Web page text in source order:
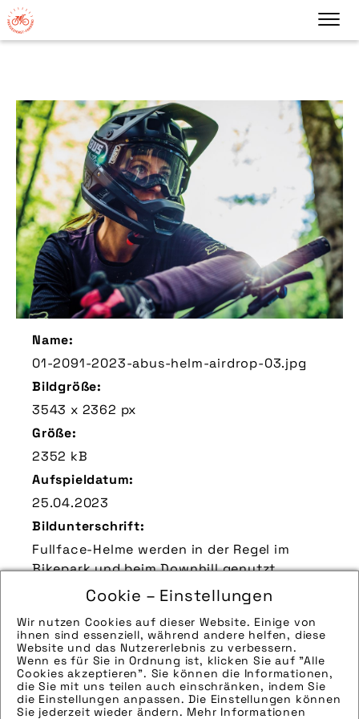
Cookie – Einstellungen
Wir nutzen Cookies auf dieser Website. Einige von
ihnen sind essenziell, während andere helfen, diese
Website und das Nutzererlebnis zu verbessern.
Wenn es für Sie in Ordnung ist, klicken Sie auf "Alle
Cookies akzeptieren". Sie können die Informationen,
die Sie mit uns teilen auch einschränken, indem Sie
die Einstellungen anpassen. Die Einstellungen können
Sie jederzeit wieder ändern. Mehr Informationen
Name:
01-2091-2023-abus-helm-airdrop-03.jpg
Bildgröße:
3543 x 2362 px
Größe:
2352 kB
Aufspieldatum:
25.04.2023
Bildunterschrift:
Fullface-Helme werden in der Regel im
Bikepark und beim Downhill genutzt.
Zu verwendender Bildnachweis:
Quelle/Source [´www.abus.de | pd-f´]
Technik-Info:
Hinweise zur weiteren Recherche:
Modellname: AirDrop
Hersteller: Abus